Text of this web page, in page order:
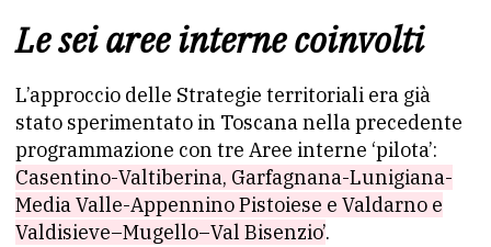
Le sei aree interne coinvolti
L’approccio delle Strategie territoriali era già
stato sperimentato in Toscana nella precedente
programmazione con tre Aree interne ‘pilota’:
Casentino-Valtiberina, Garfagnana-Lunigiana-
Media Valle-Appennino Pistoiese e Valdarno e
Valdisieve–Mugello–Val Bisenzio’.